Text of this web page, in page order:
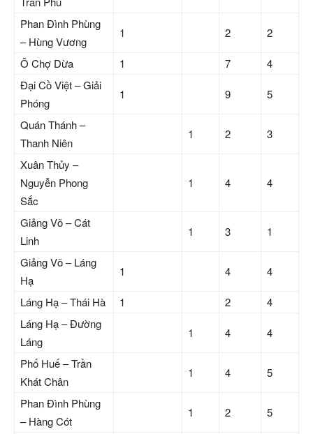
Phan Đình Phùng
– Hùng Vương
1 2 2
Ô Chợ Dừa 1 7
4
Đại Cồ Việt – Giải
Phóng
1 9 5
Quán Thánh –
Thanh Niên
1 2 3
Xuân Thủy –
Nguyễn Phong
Sắc
1 4 4
Giảng Võ – Cát
Linh
1 3 1
Giảng Võ – Láng
Hạ
1 4 4
Láng Hạ – Thái Hà 1 2
4
Láng Hạ – Đường
Láng
1 4 4
Phố Huế – Trần
Khát Chân
1 4 5
Phan Đình Phùng
– Hàng Cót
1 2 5